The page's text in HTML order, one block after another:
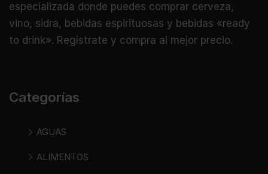
especializada donde puedes comprar cerveza,
vino, sidra, bebidas espirituosas y bebidas «ready
to drink». Regístrate y compra al mejor precio.
Categorías
AGUAS
ALIMENTOS